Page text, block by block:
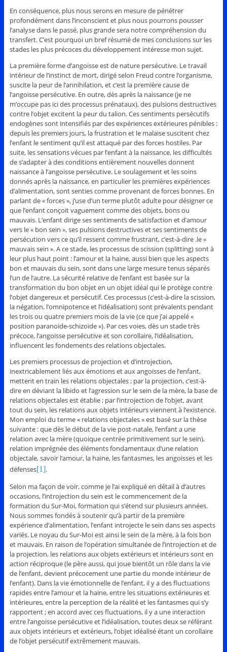
En conséquence, plus nous serons en mesure de pénétrer
profondément dans l’inconscient et plus nous pourrons pousser
l’analyse dans le passé, plus grande sera notre compréhension du
transfert. C’est pourquoi un bref résumé de mes conclusions sur les
stades les plus précoces du développement intéresse mon sujet.
La première forme d’angoisse est de nature persécutive. Le travail
intérieur de l’instinct de mort, dirigé selon Freud contre l’organisme,
suscite la peur de l’annihilation, et c’est la première cause de
l’angoisse persécutive. En outre, dès après la naissance (je ne
m’occupe pas ici des processus prénataux), des pulsions destructives
contre l’objet excitent la peur du talion. Ces sentiments persécutifs
endogènes sont intensifiés par des expériences extérieures pénibles :
depuis les premiers jours, la frustration et le malaise suscitent chez
l’enfant le sentiment qu’il est attaqué par des forces hostiles. Par
suite, les sensations vécues par l’enfant à la naissance, les difficultés
de s’adapter à des conditions entièrement nouvelles donnent
naissance à l’angoisse persécutive. Le soulagement et les soins
donnés après la naissance, en particulier les premières expériences
d’alimentation, sont senties comme provenant de forces bonnes. En
parlant de « forces », j’use d’un terme plutôt adulte pour désigner ce
que l’enfant conçoit vaguement comme des objets, bons ou
mauvais. L’enfant dirige ses sentiments de satisfaction et d’amour
vers le « bon sein », ses pulsions destructives et ses sentiments de
persécution vers ce qu’il ressent comme frustrant, c’est-à-dire .le «
mauvais sein ». A ce stade, les processus de scission (splitting) sont à
leur plus haut point : l’amour et la haine, aussi bien que les aspects
bon et mauvais du sein, sont dans une large mesure tenus séparés
l’un de l’autre. La sécurité relative de l’enfant est basée sur la
transformation du bon objet en un objet idéal qui le protège contre
l’objet dangereux et persécutif. Ces processus (c’est-à-dire la scission,
la négation, l’omnipotence et l’idéalisation) sont prévalents pendant
les trois ou quatre premiers mois de la vie (ce que j’ai appelé «
position paranoïde-schizoïde »). Par ces voies, dès un stade très
précoce, l’angoisse persécutive et son corollaire, l’idéalisation,
influencent les fondements des relations objectales.
Les premiers processus de projection et d’introjection,
inextricablement liés aux émotions et aux angoisses de l’enfant,
mettent en train les relations objectales ; par la projection, c’est-à-
dire en déviant la libido et l’agression sur le sein de la mère, la base de
relations objectales est établie ; par l’introjection de l’objet, avant
tout du sein, les relations aux objets intérieurs viennent à l’existence.
Mon emploi du terme « relations objectales » est basé sur la thèse
suivante : que dès le début de la vie post-natale, l’enfant a une
relation avec la mère (quoique centrée primitivement sur le sein),
relation imprégnée des éléments fondamentaux d’une relation
objectale, savoir l’amour, la haine, les fantasmes, les angoisses et les
défenses[1].
Selon ma façon de voir, comme je l’ai expliqué en détail à d’autres
occasions, l’introjection du sein est le commencement de la
formation du Sur-Moi, formation qui s’étend sur plusieurs années.
Nous sommes fondés à soutenir qu’à partir de la première
expérience d’alimentation, l’enfant introjecte le sein dans ses aspects
variés. Le noyau du Sur-Moi est ainsi le sein de la mère, à la fois bon
et mauvais. En raison de l’opération simultanée de l’introjection et de
la projection, les relations aux objets extérieurs et intérieurs sont en
action réciproque (le père aussi, qui joue bientôt un rôle dans la vie
de l’enfant, devient précocement une partie du monde intérieur de
l’enfant). Dans la vie émotionnelle de l’enfant, il y a des fluctuations
rapides entre l’amour et la haine, entre les situations extérieures et
intérieures, entre la perception de la réalité et les fantasmes qui s’y
rapportent ; en accord avec ces fluctuations, il y a une interaction
entre l’angoisse persécutive et l’idéalisation, toutes deux se référant
aux objets intérieurs et extérieurs, l’objet idéalisé étant un corollaire
de l’objet persécutif extrêmement mauvais.